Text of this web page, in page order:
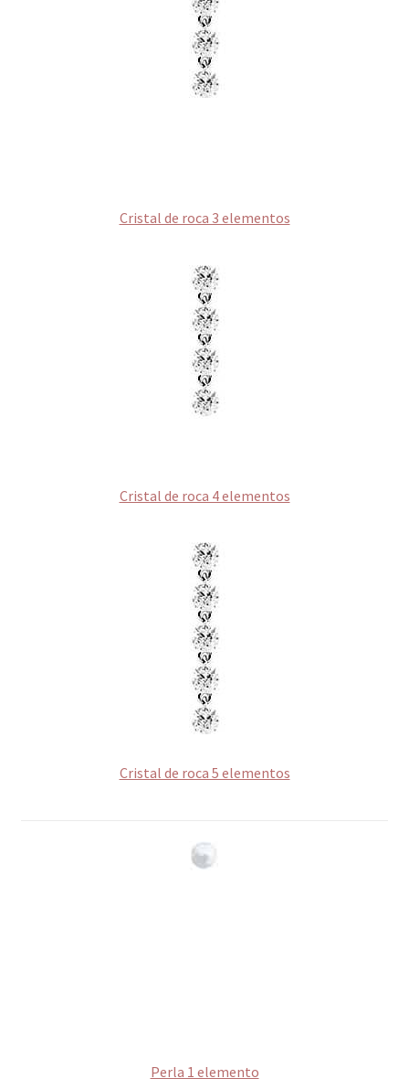
Cristal de roca 3 elementos
Cristal de roca 4 elementos
Cristal de roca 5 elementos
Perla 1 elemento